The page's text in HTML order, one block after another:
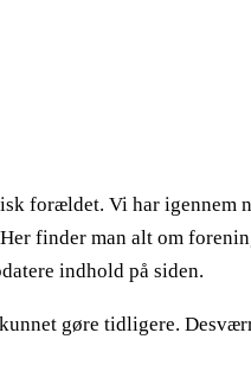
forældet. Vi har
finder man alt om
indhold på siden.
gøre tidligere.